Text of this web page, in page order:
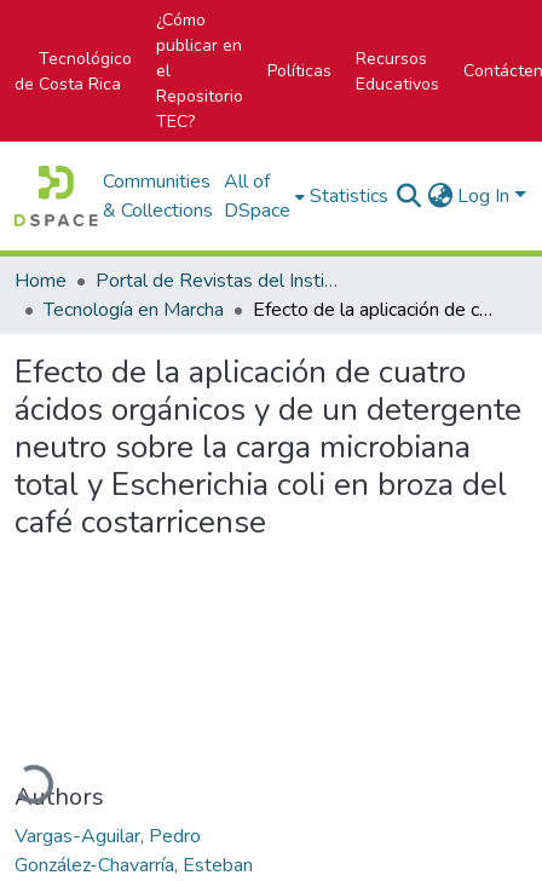
Tecnológico
de Costa Rica
¿Cómo
publicar en
el
Repositorio
TEC?
Políticas
Recursos
Educativos
Communities
& Collections
All of
DSpace
Statistics Log In
Home
Portal de Revistas del Instituto Tecnológico de Costa Rica
Tecnología en Marcha
Efecto de la aplicación de cuatro ácidos orgánicos y de un detergente neutro sobre la carga microbiana total y Escherichia coli en broza del café costarricense
Efecto de la aplicación de cuatro
ácidos orgánicos y de un detergente
neutro sobre la carga microbiana
total y Escherichia coli en broza del
café costarricense
Loading...
Authors
Vargas-Aguilar, Pedro
González-Chavarría, Esteban